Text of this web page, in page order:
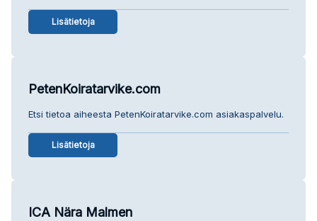
Lisätietoja
PetenKoiratarvike.com
Etsi tietoa aiheesta PetenKoiratarvike.com asiakaspalvelu.
Lisätietoja
ICA Nära Malmen